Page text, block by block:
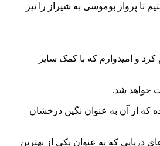
پرواز بوموسی به شیراز را نیز
و امیدوارم که با کمک سایر
خواهد شد.
از آن به عنوان نگین درخشان
دریایی که به عنوان یکی از بهترین